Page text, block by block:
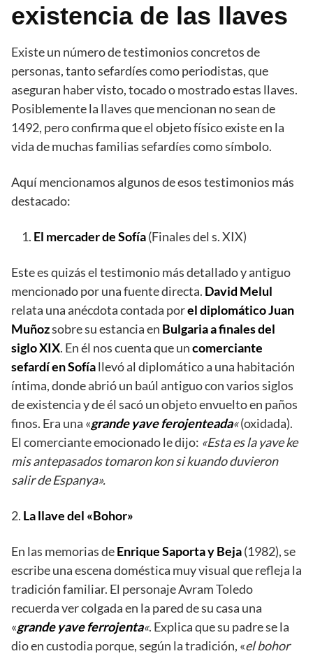
existencia de las llaves
Existe un número de testimonios concretos de
personas, tanto sefardíes como periodistas, que
aseguran haber visto, tocado o mostrado estas llaves.
Posiblemente la llaves que mencionan no sean de
1492, pero confirma que el objeto físico existe en la
vida de muchas familias sefardíes como símbolo.
Aquí mencionamos algunos de esos testimonios más
destacado:
El mercader de Sofía(Finales del s. XIX)
Este es quizás el testimonio más detallado y antiguo
mencionado por una fuente directa. David Melul
relata una anécdota contada porel diplomático Juan
Muñozsobre su estancia en Bulgaria a finales del
siglo XIX. En él nos cuenta que uncomerciante
sefardí en Sofíallevó al diplomático a una habitación
íntima, donde abrió un baúl antiguo con varios siglos
de existencia y de él sacó un objeto envuelto en paños
finos. Era una «grande yave ferojenteada«(oxidada).
El comerciante emocionado le dijo: «Esta es la yave ke
mis antepasados tomaron kon si kuando duvieron
salir de Espanya».
2. La llave del «Bohor»
En las memorias deEnrique Saporta y Beja(1982), se
escribe una escena doméstica muy visual que refleja la
tradición familiar. El personaje Avram Toledo
recuerda ver colgada en la pared de su casa una
«grande yave ferrojenta«. Explica que su padre se la
dio en custodia porque, según la tradición, «el bohor